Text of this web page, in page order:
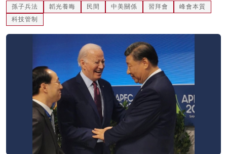
關於我們
孫子兵法 韜光養晦 民間 中美關係 習拜會
峰會本質
科技管制